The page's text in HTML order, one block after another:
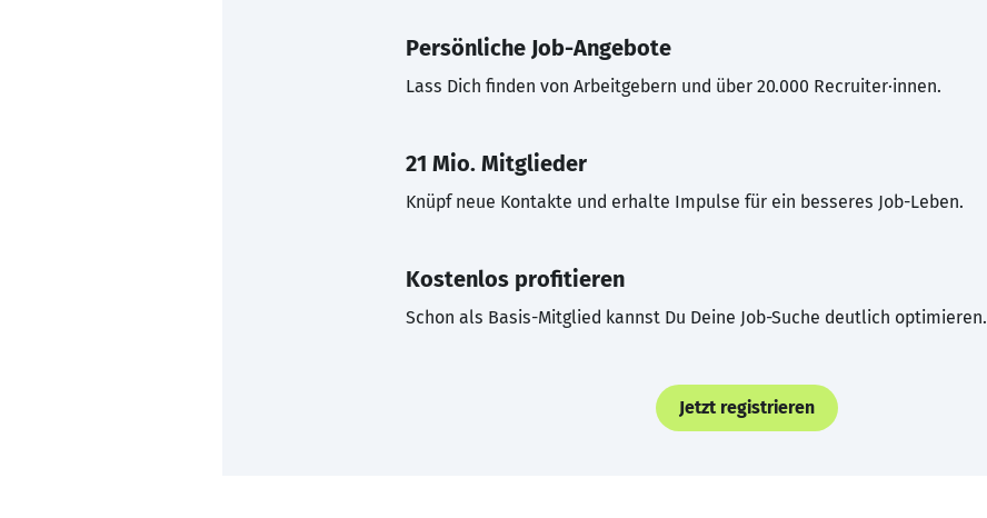
Persönliche Job-Angebote
Lass Dich finden von Arbeitgebern und über 20.000 Recruiter·innen.
21 Mio. Mitglieder
Knüpf neue Kontakte und erhalte Impulse für ein besseres Job-Leben.
Kostenlos profitieren
Schon als Basis-Mitglied kannst Du Deine Job-Suche deutlich optimieren.
Jetzt registrieren